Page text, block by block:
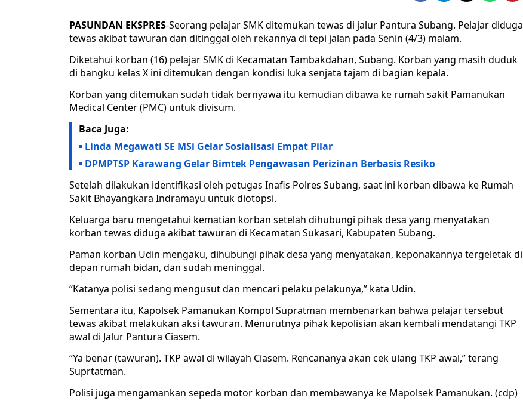
PASUNDAN EKSPRES-Seorang pelajar SMK ditemukan tewas di jalur Pantura Subang. Pelajar diduga
tewas akibat tawuran dan ditinggal oleh rekannya di tepi jalan pada Senin (4/3) malam.
Diketahui korban (16) pelajar SMK di Kecamatan Tambakdahan, Subang. Korban yang masih duduk
di bangku kelas X ini ditemukan dengan kondisi luka senjata tajam di bagian kepala.
Korban yang ditemukan sudah tidak bernyawa itu kemudian dibawa ke rumah sakit Pamanukan
Medical Center (PMC) untuk divisum.
Baca Juga:
Linda Megawati SE MSi Gelar Sosialisasi Empat Pilar
DPMPTSP Karawang Gelar Bimtek Pengawasan Perizinan Berbasis Resiko
Setelah dilakukan identifikasi oleh petugas Inafis Polres Subang, saat ini korban dibawa ke Rumah
Sakit Bhayangkara Indramayu untuk diotopsi.
Keluarga baru mengetahui kematian korban setelah dihubungi pihak desa yang menyatakan
korban tewas diduga akibat tawuran di Kecamatan Sukasari, Kabupaten Subang.
Paman korban Udin mengaku, dihubungi pihak desa yang menyatakan, keponakannya tergeletak di
depan rumah bidan, dan sudah meninggal.
“Katanya polisi sedang mengusut dan mencari pelaku pelakunya,” kata Udin.
Sementara itu, Kapolsek Pamanukan Kompol Supratman membenarkan bahwa pelajar tersebut
tewas akibat melakukan aksi tawuran. Menurutnya pihak kepolisian akan kembali mendatangi TKP
awal di Jalur Pantura Ciasem.
“Ya benar (tawuran). TKP awal di wilayah Ciasem. Rencananya akan cek ulang TKP awal,” terang
Suprtatman.
Polisi juga mengamankan sepeda motor korban dan membawanya ke Mapolsek Pamanukan. (cdp)